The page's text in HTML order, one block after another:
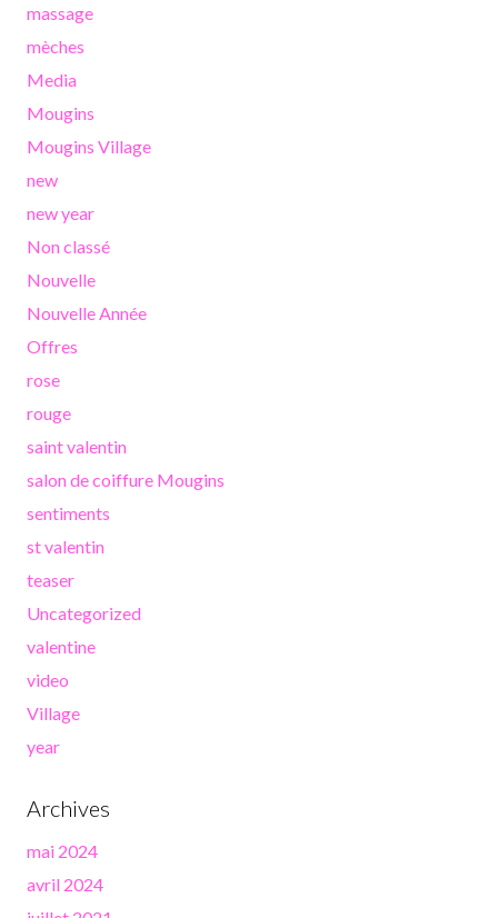
massage
mèches
Media
Mougins
Mougins Village
new
new year
Non classé
Nouvelle
Nouvelle Année
Offres
rose
rouge
saint valentin
salon de coiffure Mougins
sentiments
st valentin
teaser
Uncategorized
valentine
video
Village
year
Archives
mai 2024
avril 2024